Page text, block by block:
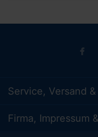
Service, Versand
Firma, Impressum